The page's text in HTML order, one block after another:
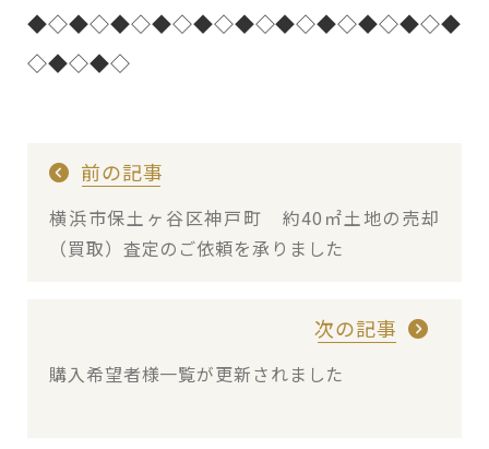
◆◇◆◇◆◇◆◇◆◇◆◇◆◇◆◇◆◇◆◇◆
◇◆◇◆◇
前の記事
横浜市保土ヶ谷区神戸町 約40㎡土地の売却
（買取）査定のご依頼を承りました
次の記事
購入希望者様一覧が更新されました